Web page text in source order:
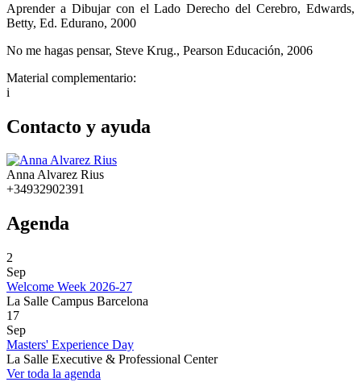
Aprender a Dibujar con el Lado Derecho del Cerebro, Edwards,
Betty, Ed. Edurano, 2000
No me hagas pensar, Steve Krug., Pearson Educación, 2006
Material complementario:
i
Contacto y ayuda
Anna Alvarez Rius
+34932902391
Agenda
2
Sep
Welcome Week 2026-27
La Salle Campus Barcelona
17
Sep
Masters' Experience Day
La Salle Executive & Professional Center
Ver toda la agenda